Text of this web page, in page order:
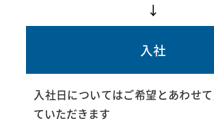
↓
入社
入社日についてはご希望とあわせ
ていただきます